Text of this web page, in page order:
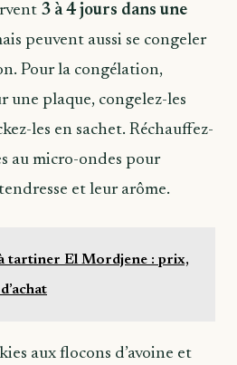
3 à 4 jours dans une
peuvent aussi se congeler
Pour la congélation,
une plaque, congelez-les
les en sachet. Réchauffez-
au micro-ondes pour
et leur arôme.
tartiner El Mordjene : prix,
aux flocons d’avoine et